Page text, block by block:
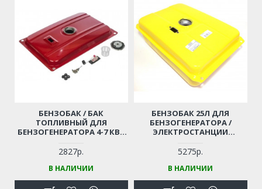
БЕНЗОБАК / БАК
ТОПЛИВНЫЙ ДЛЯ
БЕНЗОГЕНЕРАТОРА 4-7 КВТ
PATRIOT И ПР. (25 ЛИТРОВ)
2827р.
В НАЛИЧИИ
БЕНЗОБАК 25Л ДЛЯ
БЕНЗОГЕНЕРАТОРА /
ЭЛЕКТРОСТАНЦИИ
GG10000E
5275р.
В НАЛИЧИИ